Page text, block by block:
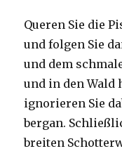
Queren Sie die
und folgen Sie
und dem
und in den Wald
ignorieren Sie
bergan.
breiten